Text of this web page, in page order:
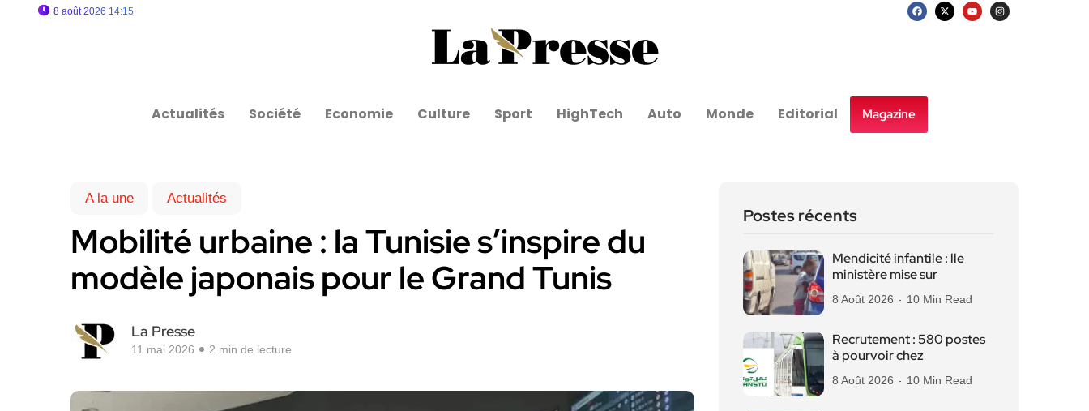
8 août 2026 14:15
Actualités Société Economie Culture Sport HighTech Auto Monde Editorial Magazine
A la une Actualités
Mobilité urbaine : la Tunisie s’inspire du
modèle japonais pour le Grand Tunis
La Presse
11 mai 2026 2 min de lecture
Postes récents
Mendicité infantile : lle
ministère mise sur
8 Août 2026 10 Min Read
Recrutement : 580 postes
à pourvoir chez
8 Août 2026 10 Min Read